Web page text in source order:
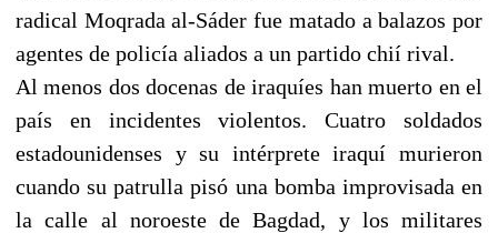
radical Moqrada al-Sáder fue matado a balazos por
agentes de policía aliados a un partido chií rival.
Al menos dos docenas de iraquíes han muerto en el
país en incidentes violentos. Cuatro soldados
estadounidenses y su intérprete iraquí murieron
cuando su patrulla pisó una bomba improvisada en
la calle al noroeste de Bagdad, y los militares